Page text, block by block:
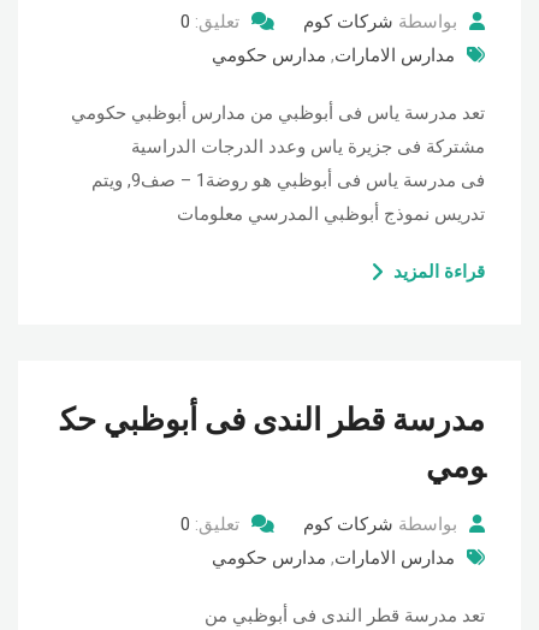
بواسطة شركات كوم تعليق: 0
مدارس الامارات, مدارس حكومي
تعد مدرسة ياس فى أبوظبي من مدارس أبوظبي حكومي
مشتركة فى جزيرة ياس وعدد الدرجات الدراسية
فى مدرسة ياس فى أبوظبي هو روضة1 – صف9, ويتم
تدريس نموذج أبوظبي المدرسي معلومات
قراءة المزيد
مدرسة قطر الندى فى أبوظبي حك
ومي
بواسطة شركات كوم تعليق: 0
مدارس الامارات, مدارس حكومي
تعد مدرسة قطر الندى فى أبوظبي من